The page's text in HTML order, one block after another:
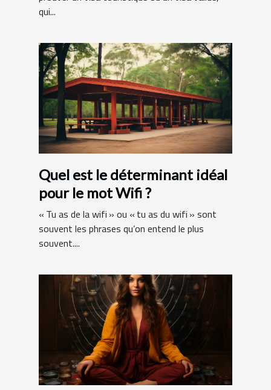
qui...
Quel est le déterminant idéal
pour le mot Wifi ?
« Tu as de la wifi » ou « tu as du wifi » sont
souvent les phrases qu’on entend le plus
souvent....